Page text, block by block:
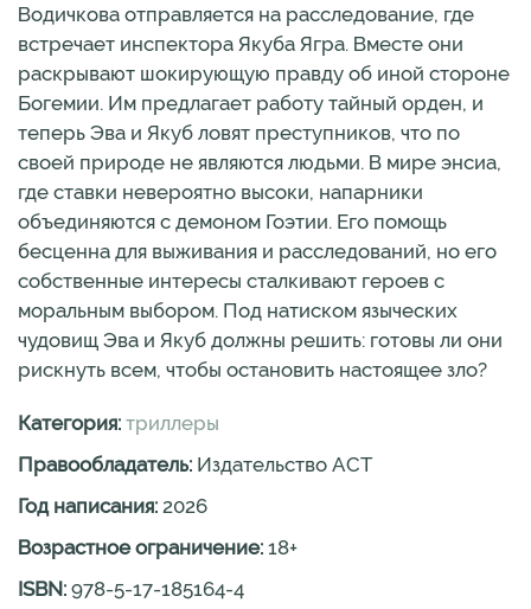
Водичкова отправляется на расследование, где
встречает инспектора Якуба Ягра. Вместе они
раскрывают шокирующую правду об иной стороне
Богемии. Им предлагает работу тайный орден, и
теперь Эва и Якуб ловят преступников, что по
своей природе не являются людьми. В мире энсиа,
где ставки невероятно высоки, напарники
объединяются с демоном Гоэтии. Его помощь
бесценна для выживания и расследований, но его
собственные интересы сталкивают героев с
моральным выбором. Под натиском языческих
чудовищ Эва и Якуб должны решить: готовы ли они
рискнуть всем, чтобы остановить настоящее зло?
Категория: триллеры
Правообладатель: Издательство АСТ
Год написания: 2026
Возрастное ограничение: 18+
ISBN: 978-5-17-185164-4